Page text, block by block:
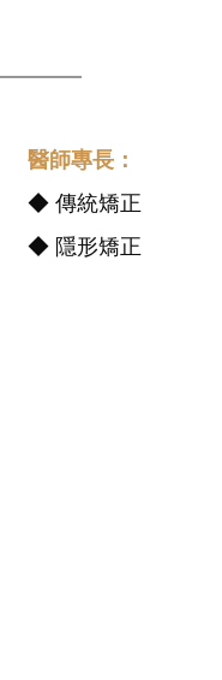
醫師專長：
◆ 傳統矯正
◆ 隱形矯正